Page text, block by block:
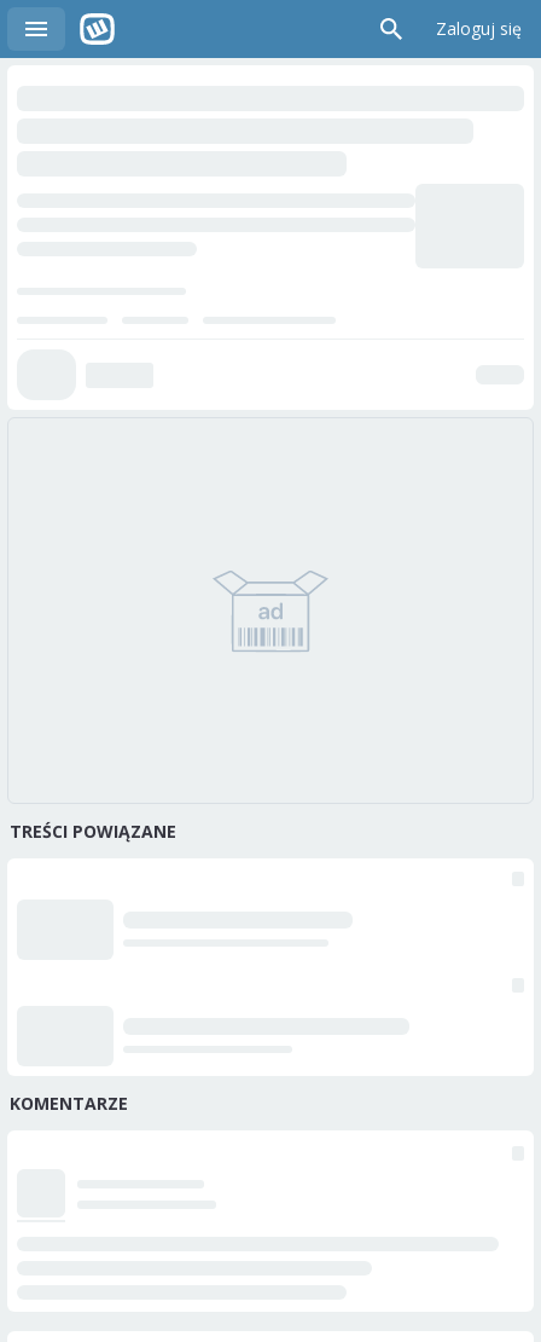
Zaloguj się
TREŚCI POWIĄZANE
KOMENTARZE